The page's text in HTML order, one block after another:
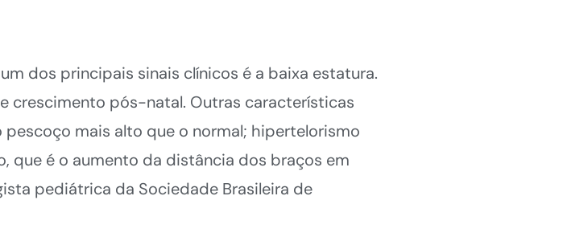
dos principais sinais clínicos é a baixa estatura.
crescimento pós-natal. Outras características
mais alto que o normal; hipertelorismo
que é o aumento da distância dos braços em
pediátrica da Sociedade Brasileira de